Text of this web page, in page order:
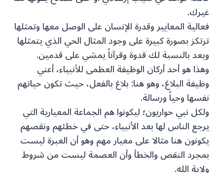
غيرك.
فعالية المعايير وقدرة الإنسان على الوصل معها وتمثلها
ترتكز بصورة كبيرة على وجود المثال الحي الذي يتمثلها
ويعد بالنسبة لك قدوة وقرآناً يمشي على قدمين.
وهذا هو أحد أركان الوظيفة العظمى للأنبياء، أعني
وظيفة البلاغ، وهو هنا: بلاغ بالفعل، حيث تكون حياتهم
نفسها وحياً ورسالة.
ولكل نبي حواريون؛ ليكونوا هم الجماعة المعيارية التي
يرجع الناس لها بعد الأنبياء، حتى في خطئهم ونقصهم
يكونون هنا مثالا على معيار مهم وهو أن العبرة ليست
بمجرد النقص والخطأ وأن العصمة ليست من شروط
ولاية الله.